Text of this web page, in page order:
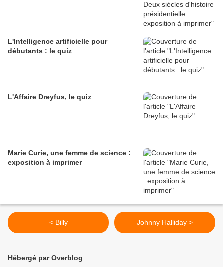
L'Intelligence artificielle pour
débutants : le quiz
L'Affaire Dreyfus, le quiz
Marie Curie, une femme de science :
exposition à imprimer
< Billy Johnny Halliday >
Hébergé par Overblog